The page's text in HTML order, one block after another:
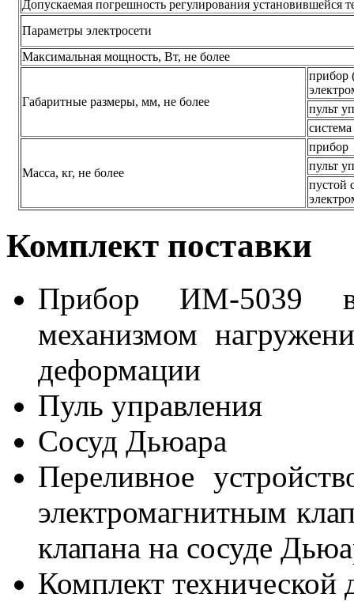
Допускаемая погрешность регулирования установившейся
Параметры электросети
Максимальная мощность, Вт, не более
Габаритные размеры, мм, не более
прибор
пульт
Масса, кг, не более
прибор
пульт
пустой
Комплект поставки
Прибор ИМ-5039 в
механизмом
деформации
Пуль управления
Сосуд Дьюара
Переливное
электромагнитным
клапана на сосуде
Комплект технической